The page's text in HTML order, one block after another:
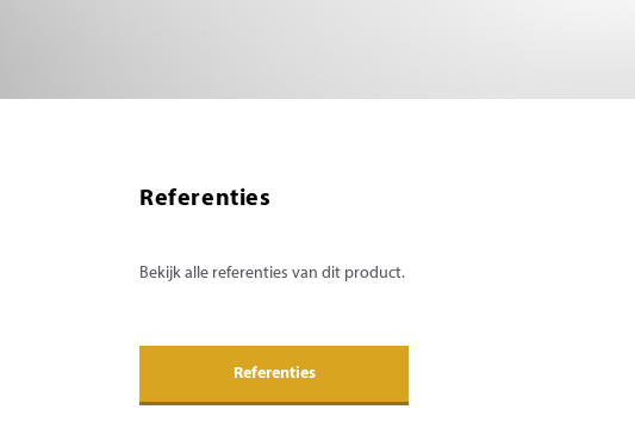
Referenties
Bekijk alle referenties van dit product.
Referenties